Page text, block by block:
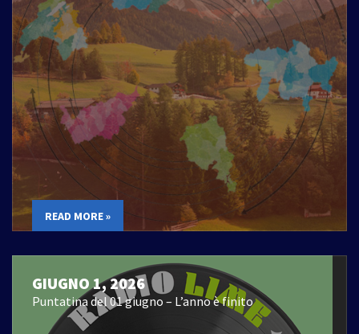
READ MORE »
GIUGNO 1, 2026
Puntatina del 01 giugno – L’anno è finito